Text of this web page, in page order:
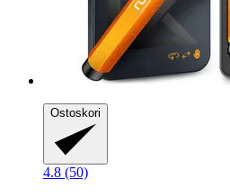
Ostoskori
4.8 (50)